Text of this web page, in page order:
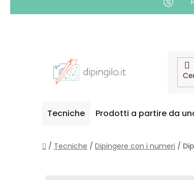
Tecniche Prodotti a partire da
Casa
/ Tecniche / Dipingere con i numeri /